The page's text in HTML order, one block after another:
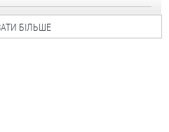
БІЛЬШЕ